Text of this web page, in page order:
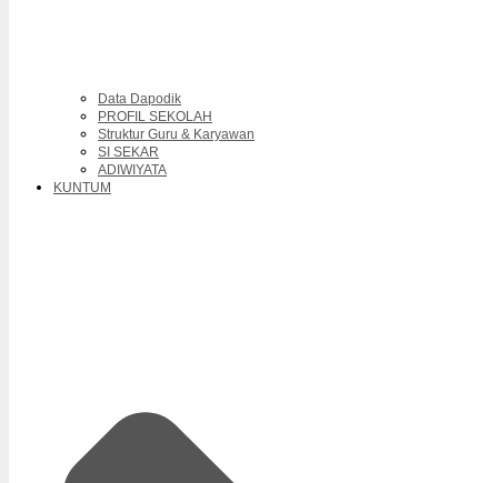
Data Dapodik
PROFIL SEKOLAH
Struktur Guru & Karyawan
SI SEKAR
ADIWIYATA
KUNTUM